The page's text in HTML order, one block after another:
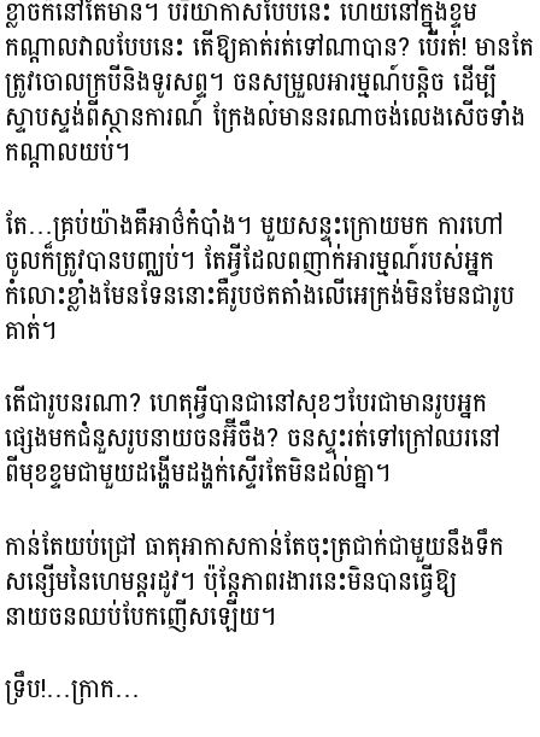
ខ្លាចក៏នៅតែមាន។ បរិយាកាសបែបនេះ ហើយនៅក្នុងខ្ទម
កណ្តាលវាលបែបនេះ តើឱ្យគាត់រត់ទៅណាបាន? បើរត់! មានតែ
ត្រូវចោលក្របីនិងទូរសព្ទ។ ចនសម្រួលអារម្មណ៍បន្តិច ដើម្បី
ស្ទាបស្ទង់ពីស្ថានការណ៍ ក្រែងល៎មាននរណាចង់លេងសើចទាំង
កណ្តាលយប់។
តែ…គ្រប់យ៉ាងគឺអាថ៌កំបាំង។ មួយសន្ទុះក្រោយមក ការហៅ
ចូលក៏ត្រូវបានបញ្ឈប់។ តែអ្វីដែលពញាក់អារម្មណ៍របស់អ្នក
កំលោះខ្លាំងមែនទែននោះគឺរូបថតតាំងលើអេក្រង់មិនមែនជារូប
គាត់។
តើជារូបនរណា? ហេតុអ្វីបានជានៅសុខៗបែរជាមានរូបអ្នក
ផ្សេងមកជំនួសរូបនាយចនអ៊ីចឹង? ចនស្ទុះរត់ទៅក្រៅឈរនៅ
ពីមុខខ្ទមជាមួយដង្ហើមដង្ហក់ស្ទើរតែមិនដល់គ្នា។
កាន់តែយប់ជ្រៅ ធាតុអាកាសកាន់តែចុះត្រជាក់ជាមួយនឹងទឹក
សន្សើមនៃហេមន្តរដូវ។ ប៉ុន្តែភាពរងារនេះមិនបានធ្វើឱ្យ
នាយចនឈប់បែកញើសឡើយ។
ទ្រឹប!…ក្រាក…